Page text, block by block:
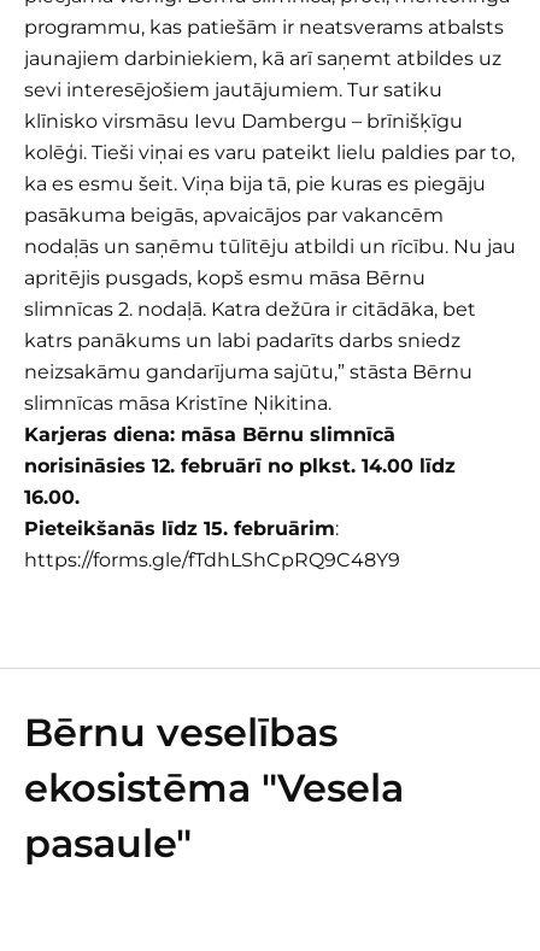
programmu, kas patiešām ir neatsverams atbalsts
jaunajiem darbiniekiem, kā arī saņemt atbildes uz
sevi interesējošiem jautājumiem. Tur satiku
klīnisko virsmāsu Ievu Dambergu – brīnišķīgu
kolēģi. Tieši viņai es varu pateikt lielu paldies par to,
ka es esmu šeit. Viņa bija tā, pie kuras es piegāju
pasākuma beigās, apvaicājos par vakancēm
nodaļās un saņēmu tūlītēju atbildi un rīcību. Nu jau
apritējis pusgads, kopš esmu māsa Bērnu
slimnīcas 2. nodaļā. Katra dežūra ir citādāka, bet
katrs panākums un labi padarīts darbs sniedz
neizsakāmu gandarījuma sajūtu,” stāsta Bērnu
slimnīcas māsa Kristīne Ņikitina.
Karjeras diena: māsa Bērnu slimnīcā
norisināsies 12. februārī no plkst. 14.00 līdz
16.00.
Pieteikšanās līdz 15. februārim:
https://forms.gle/fTdhLShCpRQ9C48Y9
Bērnu veselības
ekosistēma "Vesela
pasaule"